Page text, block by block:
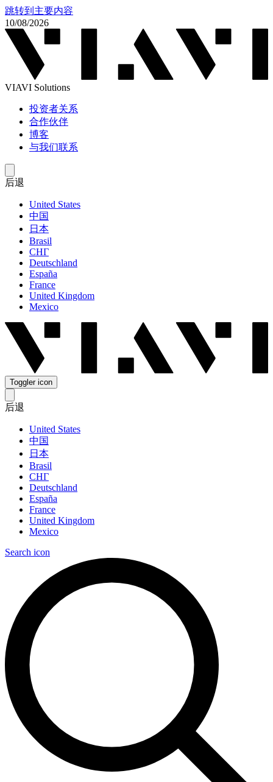
跳转到主要内容
10/08/2026
VIAVI Solutions
投资者关系
合作伙伴
博客
与我们联系
后退
United States
中国
日本
Brasil
СНГ
Deutschland
España
France
United Kingdom
Mexico
Toggler icon
后退
United States
中国
日本
Brasil
СНГ
Deutschland
España
France
United Kingdom
Mexico
Search icon